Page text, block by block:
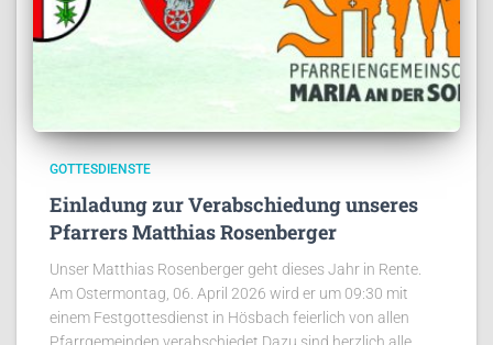
GOTTESDIENSTE
Einladung zur Verabschiedung unseres
Pfarrers Matthias Rosenberger
Unser Matthias Rosenberger geht dieses Jahr in Rente.
Am Ostermontag, 06. April 2026 wird er um 09:30 mit
einem Festgottesdienst in Hösbach feierlich von allen